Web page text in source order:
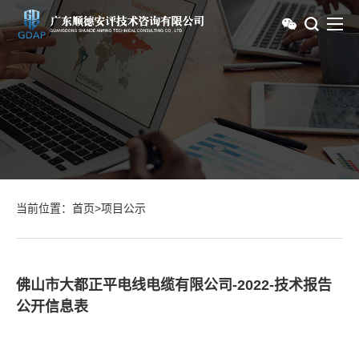
当前位置： 首页>项目公示
佛山市大都正平电线电缆有限公司-2022-技术报告
公开信息表